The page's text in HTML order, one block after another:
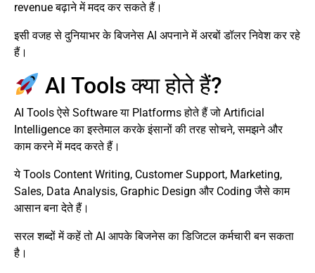
revenue बढ़ाने में मदद कर सकते हैं।
इसी वजह से दुनियाभर के बिजनेस AI अपनाने में अरबों डॉलर निवेश कर रहे
हैं।
AI Tools क्या होते हैं?
AI Tools ऐसे Software या Platforms होते हैं जो Artificial
Intelligence का इस्तेमाल करके इंसानों की तरह सोचने, समझने और
काम करने में मदद करते हैं।
ये Tools Content Writing, Customer Support, Marketing,
Sales, Data Analysis, Graphic Design और Coding जैसे काम
आसान बना देते हैं।
सरल शब्दों में कहें तो AI आपके बिजनेस का डिजिटल कर्मचारी बन सकता
है।